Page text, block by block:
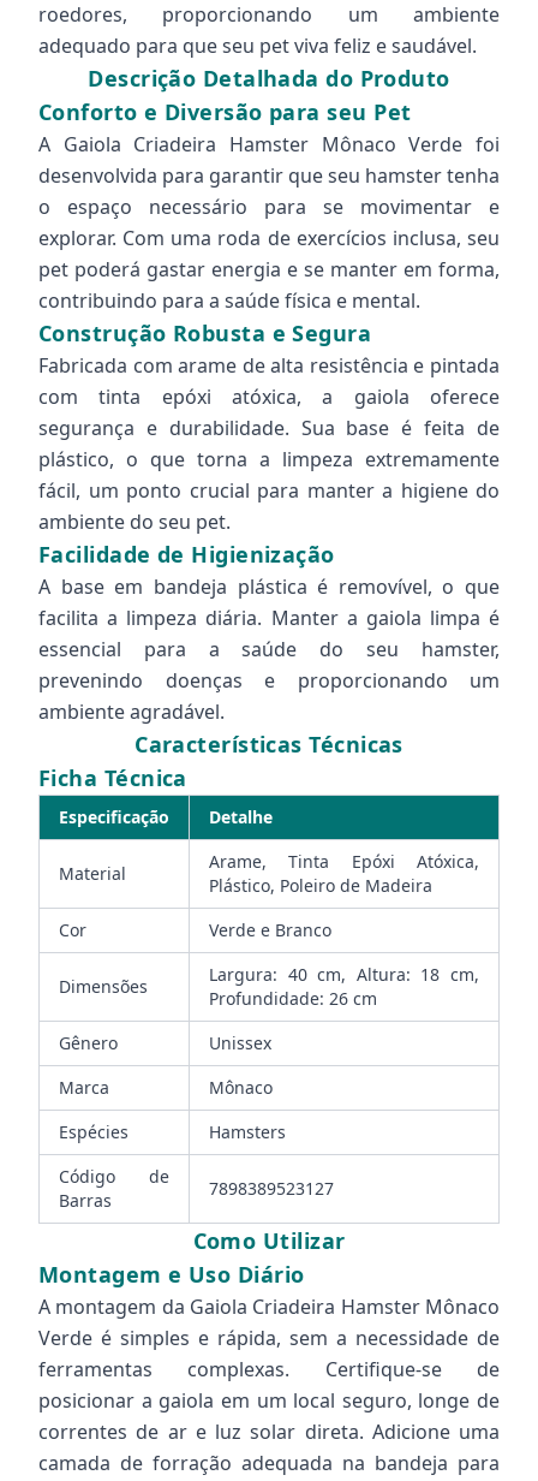
roedores, proporcionando um ambiente
adequado para que seu pet viva feliz e saudável.
Descrição Detalhada do Produto
Conforto e Diversão para seu Pet
A Gaiola Criadeira Hamster Mônaco Verde foi
desenvolvida para garantir que seu hamster tenha
o espaço necessário para se movimentar e
explorar. Com uma roda de exercícios inclusa, seu
pet poderá gastar energia e se manter em forma,
contribuindo para a saúde física e mental.
Construção Robusta e Segura
Fabricada com arame de alta resistência e pintada
com tinta epóxi atóxica, a gaiola oferece
segurança e durabilidade. Sua base é feita de
plástico, o que torna a limpeza extremamente
fácil, um ponto crucial para manter a higiene do
ambiente do seu pet.
Facilidade de Higienização
A base em bandeja plástica é removível, o que
facilita a limpeza diária. Manter a gaiola limpa é
essencial para a saúde do seu hamster,
prevenindo doenças e proporcionando um
ambiente agradável.
Características Técnicas
Ficha Técnica
Especificação Detalhe
Material
Arame, Tinta Epóxi Atóxica,
Plástico, Poleiro de Madeira
Cor
Verde e Branco
Dimensões
Largura: 40 cm, Altura: 18 cm,
Profundidade: 26 cm
Gênero
Unissex
Marca
Mônaco
Espécies
Hamsters
Código de
Barras
7898389523127
Como Utilizar
Montagem e Uso Diário
A montagem da Gaiola Criadeira Hamster Mônaco
Verde é simples e rápida, sem a necessidade de
ferramentas complexas. Certifique-se de
posicionar a gaiola em um local seguro, longe de
correntes de ar e luz solar direta. Adicione uma
camada de forração adequada na bandeja para